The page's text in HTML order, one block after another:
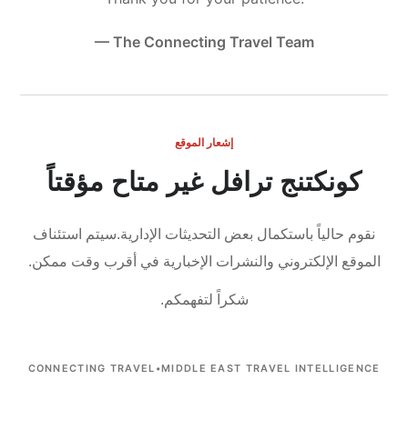
— The Connecting Travel Team
إشعار الموقع
كونكتنج ترافل غير متاح مؤقتاً
نقوم حالياً باستكمال بعض التحديثات الإدارية.سيتم استئناف
الموقع الإلكتروني والنشرات الإخبارية في أقرب وقت ممكن.
شكراً لتفهمكم.
CONNECTING TRAVEL •MIDDLE EAST TRAVEL INTELLIGENCE